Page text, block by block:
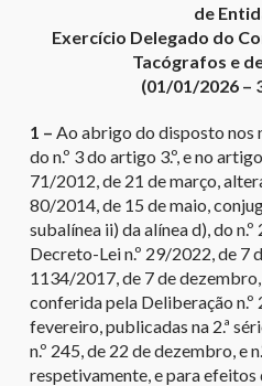
de
Exercício Delegado do
Tacógrafos e
(01/01/2026 –
1 – Ao abrigo do disposto nos
do n.º 3 do artigo 3.º, e no
71/2012, de 21 de março,
80/2014, de 15 de maio,
subalínea ii) da alínea d), do
Decreto-Lei n.º 29/2022, de 7
1134/2017, de 7 de
conferida pela Deliberação
fevereiro, publicadas na 2.ª
n.º 245, de 22 de dezembro, e
respetivamente, e para efeitos